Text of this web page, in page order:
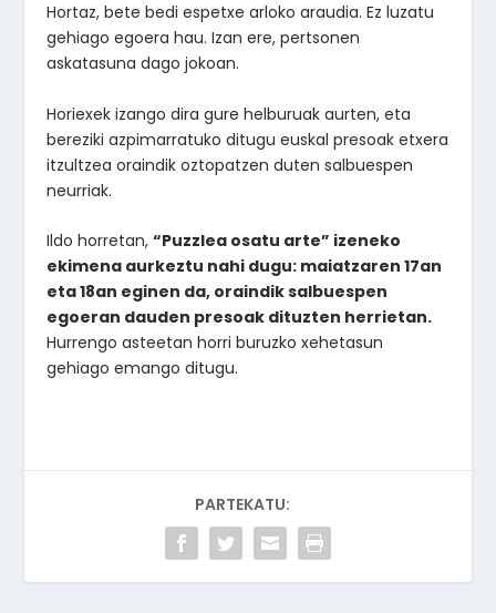
Hortaz, bete bedi espetxe arloko araudia. Ez luzatu
gehiago egoera hau. Izan ere, pertsonen
askatasuna dago jokoan.
Horiexek izango dira gure helburuak aurten, eta
bereziki azpimarratuko ditugu euskal presoak etxera
itzultzea oraindik oztopatzen duten salbuespen
neurriak.
Ildo horretan,“Puzzlea osatu arte” izeneko
ekimena aurkeztu nahi dugu: maiatzaren 17an
eta 18an eginen da, oraindik salbuespen
egoeran dauden presoak dituzten herrietan.
Hurrengo asteetan horri buruzko xehetasun
gehiago emango ditugu.
PARTEKATU: